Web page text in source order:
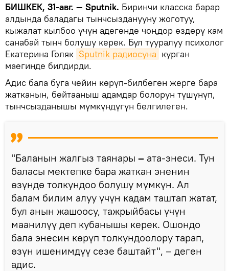
БИШКЕК, 31-авг. — Sputnik. Биринчи класска барар
алдында баладагы тынчсызданууну жоготуу,
кыжалат кылбоо үчүн адегенде чоңдор өздөрү кам
санабай тынч болушу керек. Бул тууралуу психолог
Екатерина Голяк Sputnik радиосуна курган
маегинде билдирди.
Адис бала буга чейин көрүп-билбеген жерге бара
жатканын, бейтааныш адамдар болорун түшүнүп,
тынчсызданышы мүмкүндүгүн белгилеген.
"Баланын жалгыз таянары – ата-энеси. Тун
баласы мектепке бара жаткан эненин
өзүндө толкундоо болушу мүмкүн. Ал
балам билим алуу үчүн кадам таштап жатат,
бул анын жашоосу, тажрыйбасы үчүн
маанилүү деп кубанышы керек. Ошондо
бала энесин көрүп толкундоолору тарап,
өзүн ишенимдүү сезе баштайт", – деген
адис.